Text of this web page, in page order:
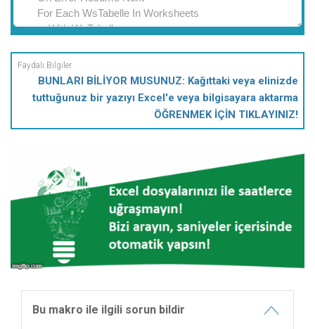
BUNLARI BİLİYOR MUSUNUZ: Kağıttaki veya elinizde
tuttuğunuz bir yazıyı Excel'e veya bilgisayara aktarma
ÖĞRENMEK İÇİN TIKLAYINIZ!
Bu makro ile ilgili sorun bildir